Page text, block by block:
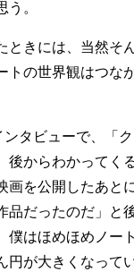
。
ときには、当然
トの世界観はつ
タビューで、「
後からわかって
画を公開したあと
品だったのだ」
僕はほめほめノ
が大きくなって